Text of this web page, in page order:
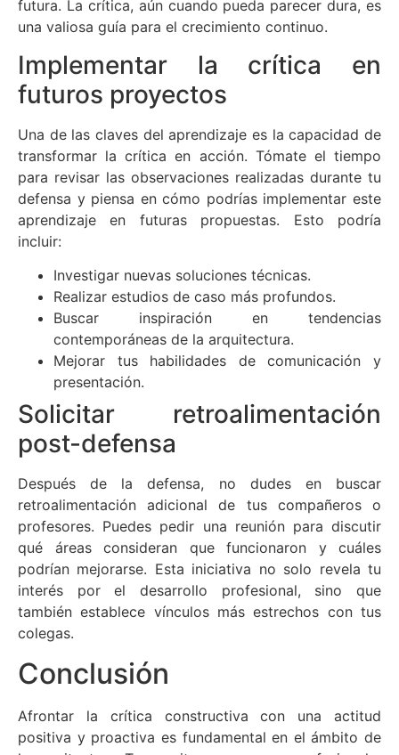
futura. La crítica, aún cuando pueda parecer dura, es
una valiosa guía para el crecimiento continuo.
Implementar la crítica en
futuros proyectos
Una de las claves del aprendizaje es la capacidad de
transformar la crítica en acción. Tómate el tiempo
para revisar las observaciones realizadas durante tu
defensa y piensa en cómo podrías implementar este
aprendizaje en futuras propuestas. Esto podría
incluir:
Investigar nuevas soluciones técnicas.
Realizar estudios de caso más profundos.
Buscar inspiración en tendencias
contemporáneas de la arquitectura.
Mejorar tus habilidades de comunicación y
presentación.
Solicitar retroalimentación
post-defensa
Después de la defensa, no dudes en buscar
retroalimentación adicional de tus compañeros o
profesores. Puedes pedir una reunión para discutir
qué áreas consideran que funcionaron y cuáles
podrían mejorarse. Esta iniciativa no solo revela tu
interés por el desarrollo profesional, sino que
también establece vínculos más estrechos con tus
colegas.
Conclusión
Afrontar la crítica constructiva con una actitud
positiva y proactiva es fundamental en el ámbito de